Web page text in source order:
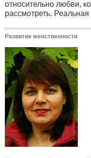
относительно любви,
рассмотреть.
Развитие женственности